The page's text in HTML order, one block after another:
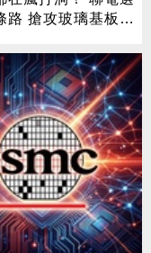
路 搶攻玻璃基板新